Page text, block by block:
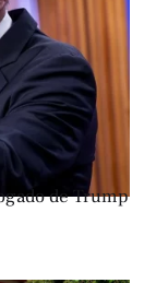
de Trump